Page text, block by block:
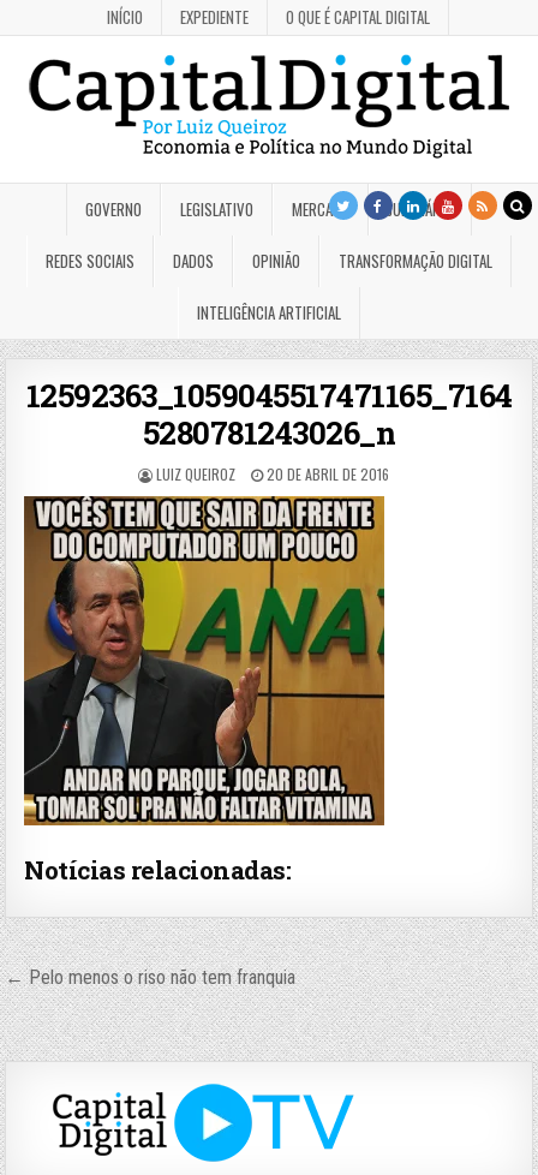
INÍCIO EXPEDIENTE O QUE É CAPITAL DIGITAL
GOVERNO LEGISLATIVO MERCADO JUDICIÁRIO
REDES SOCIAIS DADOS OPINIÃO TRANSFORMAÇÃO DIGITAL
INTELIGÊNCIA ARTIFICIAL
12592363_1059045517471165_7164
5280781243026_n
LUIZ QUEIROZ 20 DE ABRIL DE 2016
Notícias relacionadas:
Navegação
de
Post
← Pelo menos o riso não tem franquia